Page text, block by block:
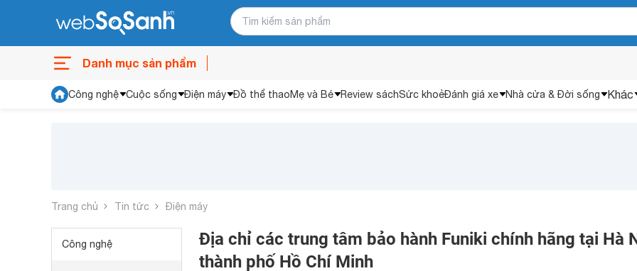
Danh mục sản phẩm
Công nghệ Cuộc sống Điện máy Đồ thể thaoMẹ và Bé Review sáchSức khoẻĐánh giá xe Nhà cửa & Đời sống Khác
Trang chủ Tin tức Điện máy
Công nghệ
Địa chỉ các trung tâm bảo hành Funiki chính hãng tại Hà
thành phố Hồ Chí Minh